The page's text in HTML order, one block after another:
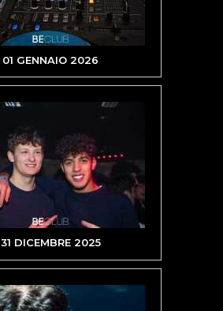
01 GENNAIO 2026
31 DICEMBRE 2025